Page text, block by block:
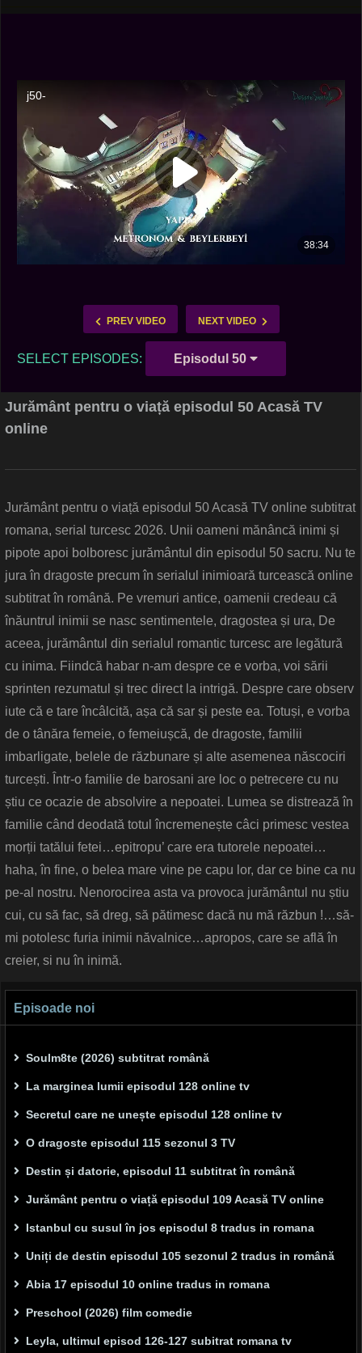
PREV VIDEO NEXT VIDEO
SELECT EPISODES: Episodul 50
Jurământ pentru o viață episodul 50 Acasă TV
online
Jurământ pentru o viață episodul 50 Acasă TV online subtitrat
romana, serial turcesc 2026. Unii oameni mănâncă inimi și
pipote apoi bolboresc jurământul din episodul 50 sacru. Nu te
jura în dragoste precum în serialul inimioară turcească online
subtitrat în română. Pe vremuri antice, oamenii credeau că
înăuntrul inimii se nasc sentimentele, dragostea și ura, De
aceea, jurământul din serialul romantic turcesc are legătură
cu inima. Fiindcă habar n-am despre ce e vorba, voi sării
sprinten rezumatul și trec direct la intrigă. Despre care observ
iute că e tare încâlcită, așa că sar și peste ea. Totuși, e vorba
de o tânăra femeie, o femeiușcă, de dragoste, familii
imbarligate, belele de răzbunare și alte asemenea născociri
turcești. Într-o familie de barosani are loc o petrecere cu nu
știu ce ocazie de absolvire a nepoatei. Lumea se distrează în
familie când deodată totul încremenește câci primesc vestea
morții tatălui fetei…epitropu’ care era tutorele nepoatei…
haha, în fine, o belea mare vine pe capu lor, dar ce bine ca nu
pe-al nostru. Nenorocirea asta va provoca jurământul nu știu
cui, cu să fac, să dreg, să pătimesc dacă nu mă răzbun !…să-
mi potolesc furia inimii năvalnice…apropos, care se află în
creier, si nu în inimă.
Episoade noi
Soulm8te (2026) subtitrat română
La marginea lumii episodul 128 online tv
Secretul care ne unește episodul 128 online tv
O dragoste episodul 115 sezonul 3 TV
Destin și datorie, episodul 11 subtitrat în română
Jurământ pentru o viață episodul 109 Acasă TV online
Istanbul cu susul în jos episodul 8 tradus in romana
Uniți de destin episodul 105 sezonul 2 tradus in română
Abia 17 episodul 10 online tradus in romana
Preschool (2026) film comedie
Leyla, ultimul episod 126-127 subitrat romana tv